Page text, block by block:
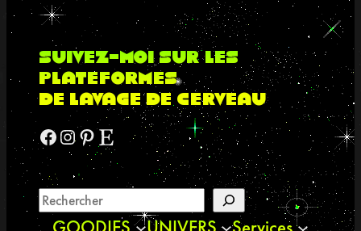
suivez-moi sur les
plateformes
de lavage de cerveau
Facebook Instagram Pinterest Etsy